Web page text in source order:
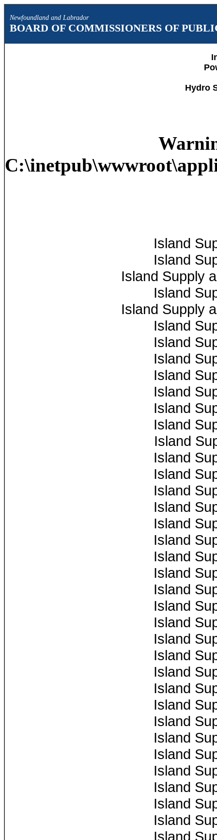
Newfoundland and Labrador
BOARD OF COMMISSIONERS OF
Hydro
Island
Island
Island Supply
Island
Island Supply
Island
Island
Island
Island
Island
Island
Island
Island
Island
Island
Island
Island
Island
Island
Island
Island
Island
Island
Island
Island
Island
Island
Island
Island
Island
Island
Island
Island
Island
Island
Island
Island